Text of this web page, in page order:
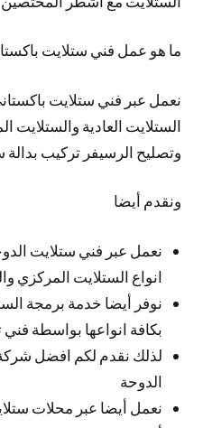
ما هو عمل فني ستلايت
نعمل عبر فني ستلايت
الستلايت العادية والستلايت
وتصليح الرسيفر تركيب بدالة
ونقدم أيضا
نعمل عبر فني ستلايت
انواع الستلايت المركزي
نوفر أيضا خدمة برمجة
بكافة انواعها بواسطة فني
لذلك نقدم لكم افضل
الدوحة
نعمل أيضا عبر محلات